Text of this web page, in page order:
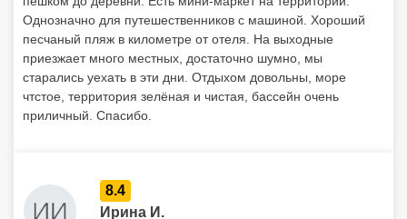
8.4
Ирина И.
30.06.2019
Милый маленький отель
которые мы приехали. Это, наверное, единственный минус.
А в целом все прекрасно. Мини-маркет на территории,
бассейн и кафешка. Для неторопливого отдыха — самое